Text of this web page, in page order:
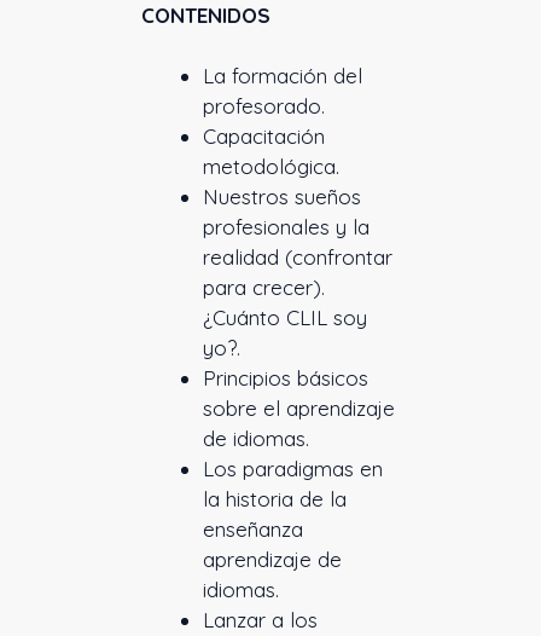
CONTENIDOS
La formación del
profesorado.
Capacitación
metodológica.
Nuestros sueños
profesionales y la
realidad (confrontar
para crecer).
¿Cuánto CLIL soy
yo?.
Principios básicos
sobre el aprendizaje
de idiomas.
Los paradigmas en
la historia de la
enseñanza
aprendizaje de
idiomas.
Lanzar a los